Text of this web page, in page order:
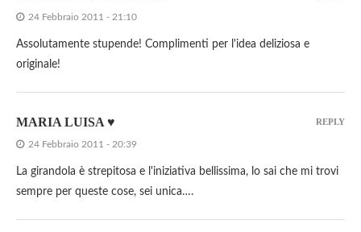
24 Febbraio 2011 - 21:10
Assolutamente stupende! Complimenti per l'idea deliziosa e
originale!
MARIA LUISA ♥
24 Febbraio 2011 - 20:39
La girandola è strepitosa e l'iniziativa bellissima, lo sai che mi trovi
sempre per queste cose, sei unica….
REPLY